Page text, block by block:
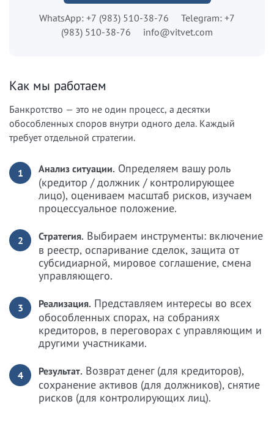
WhatsApp: +7 (983) 510-38-76
Telegram: +7
(983) 510-38-76
info@vitvet.com
Как мы работаем
Банкротство — это не один процесс, а десятки
обособленных споров внутри одного дела. Каждый
требует отдельной стратегии.
1 Анализ ситуации. Определяем вашу роль
(кредитор / должник / контролирующее
лицо), оцениваем масштаб рисков, изучаем
процессуальное положение.
2 Стратегия. Выбираем инструменты: включение
в реестр, оспаривание сделок, защита от
субсидиарной, мировое соглашение, смена
управляющего.
3 Реализация. Представляем интересы во всех
обособленных спорах, на собраниях
кредиторов, в переговорах с управляющим и
другими участниками.
4 Результат. Возврат денег (для кредиторов),
сохранение активов (для должников), снятие
рисков (для контролирующих лиц).